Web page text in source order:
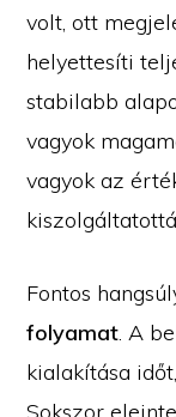
volt, ott
helyettesíti
stabilabb
vagyok
vagyok az
Fontos
folyamat. A
kialakítása